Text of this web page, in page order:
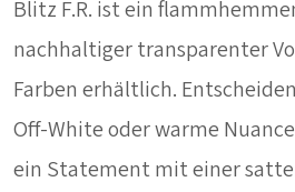
Blitz F.R. ist ein
nachhaltiger transparenter
Farben erhältlich.
Off-White oder warme
ein Statement mit einer